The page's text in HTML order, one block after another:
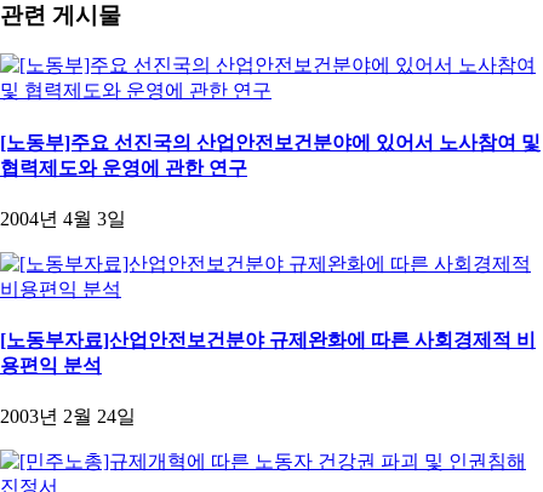
관련 게시물
[노동부]주요 선진국의 산업안전보건분야에 있어서 노사참여 및
협력제도와 운영에 관한 연구
2004년 4월 3일
[노동부자료]산업안전보건분야 규제완화에 따른 사회경제적 비
용편익 분석
2003년 2월 24일